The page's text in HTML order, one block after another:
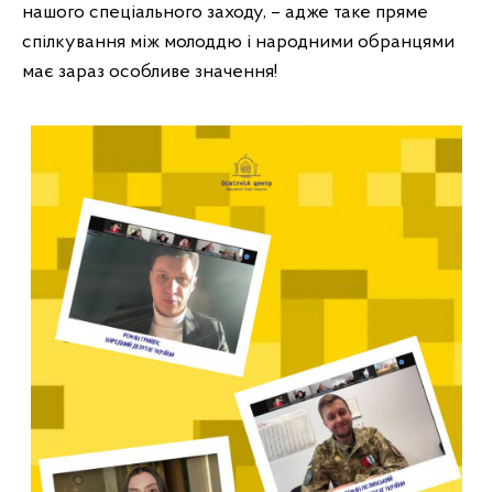
нашого спеціального заходу, – адже таке пряме
спілкування між молоддю і народними обранцями
має зараз особливе значення!